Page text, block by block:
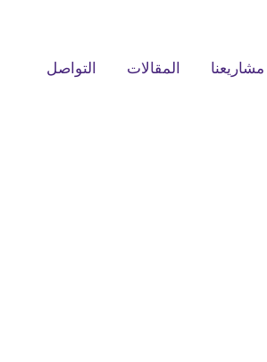
مشاريعنا المقالات التواصل